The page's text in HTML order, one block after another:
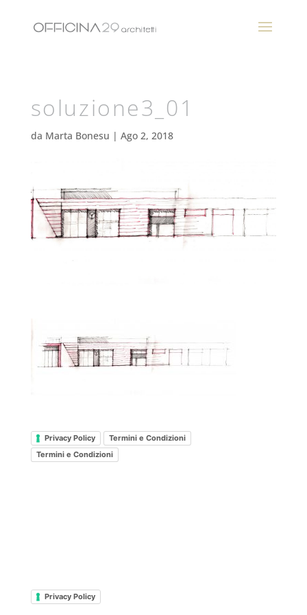
soluzione3_01
da Marta Bonesu | Ago 2, 2018
Privacy Policy
Termini e Condizioni
Termini e Condizioni
Privacy Policy